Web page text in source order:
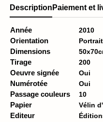
Description Paiement et
Année 2010
Orientation Portrait
Dimensions
Tirage 200
Oeuvre signée Oui
Numérotée Oui
Passage couleurs 10
Papier Vélin
Editeur